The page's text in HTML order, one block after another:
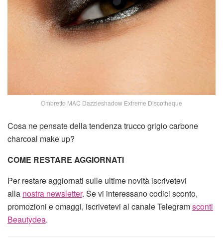
Ombretto MAC Dazzleshadow Extreme Discotheque
Cosa ne pensate della tendenza trucco grigio carbone
charcoal make up?
COME RESTARE AGGIORNATI
Per restare aggiornati sulle ultime novità iscrivetevi
alla nostra newsletter. Se vi interessano codici sconto,
promozioni e omaggi, iscrivetevi al canale Telegramsconti
Beautydea.